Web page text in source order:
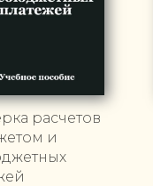
расчетов
и